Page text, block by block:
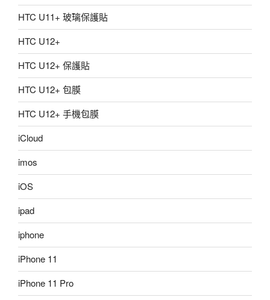
HTC U11+ 玻璃保護貼
HTC U12+
HTC U12+ 保護貼
HTC U12+ 包膜
HTC U12+ 手機包膜
iCloud
imos
iOS
ipad
iphone
iPhone 11
iPhone 11 Pro